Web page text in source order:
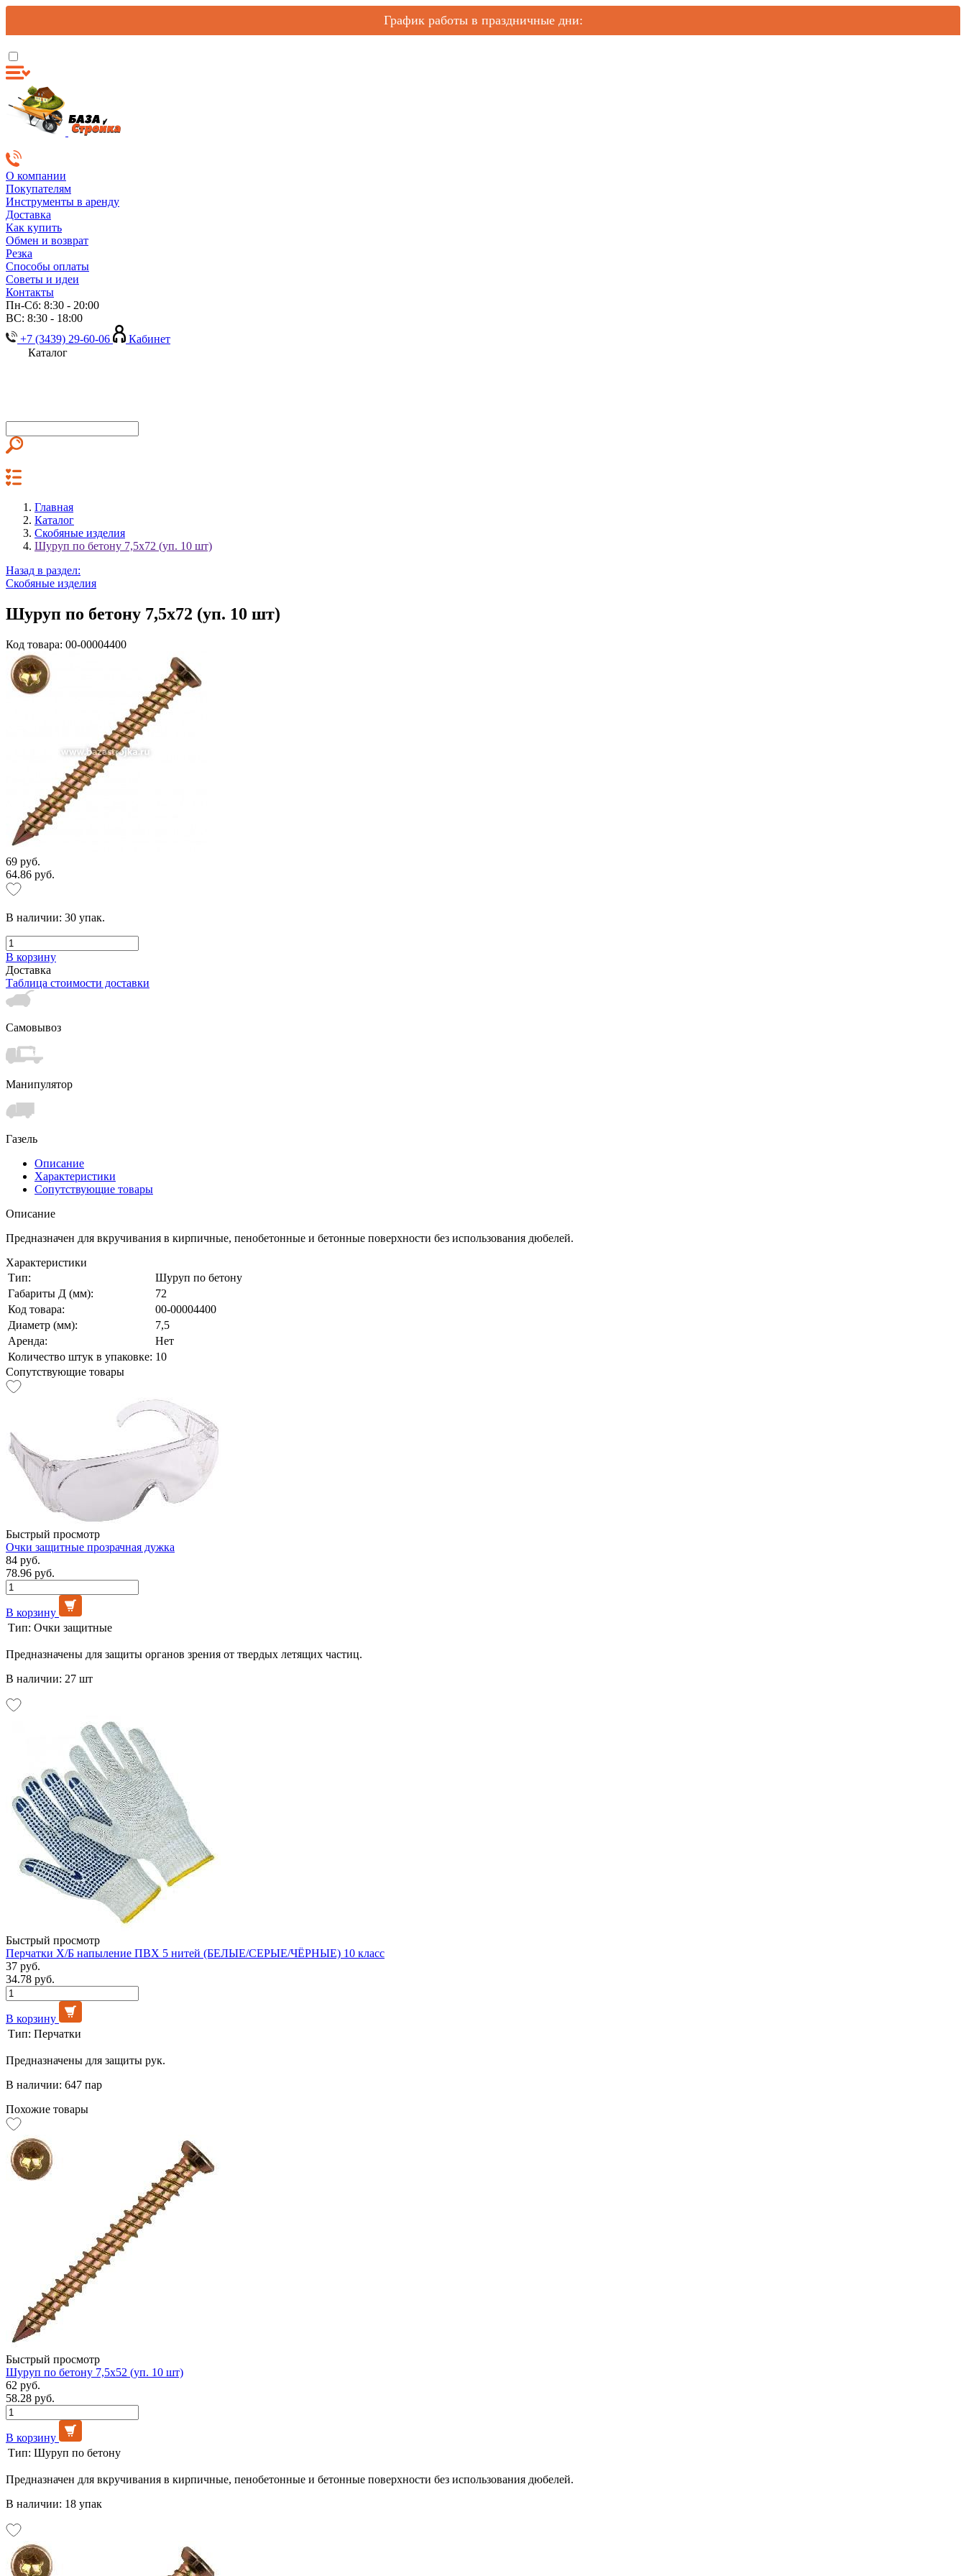
График работы в праздничные дни:
О компании
Покупателям
Инструменты в аренду
Доставка
Как купить
Обмен и возврат
Резка
Способы оплаты
Советы и идеи
Контакты
Пн-Сб: 8:30 - 20:00
ВС: 8:30 - 18:00
+7 (3439) 29-60-06
Кабинет
Каталог
Главная
Каталог
Скобяные изделия
Шуруп по бетону 7,5х72 (уп. 10 шт)
Назад в раздел:
Скобяные изделия
Шуруп по бетону 7,5х72 (уп. 10 шт)
Код товара: 00-00004400
69 руб.
64.86 руб.
В наличии: 30 упак.
В корзину
Доставка
Таблица стоимости доставки
Самовывоз
Манипулятор
Газель
Описание
Характеристики
Сопутствующие товары
Описание
Предназначен для вкручивания в кирпичные, пенобетонные и бетонные поверхности без использования дюбелей.
Характеристики
Тип:
Шуруп по бетону
Габариты Д (мм):
72
Код товара:
00-00004400
Диаметр (мм):
7,5
Аренда:
Нет
Количество штук в упаковке: 10
Сопутствующие товары
Быстрый просмотр
Очки защитные прозрачная дужка
84 руб.
78.96 руб.
В корзину
Тип: Очки защитные
Предназначены для защиты органов зрения от твердых летящих частиц.
В наличии: 27 шт
Быстрый просмотр
Перчатки Х/Б напыление ПВХ 5 нитей (БЕЛЫЕ/СЕРЫЕ/ЧЁРНЫЕ) 10 класс
37 руб.
34.78 руб.
В корзину
Тип: Перчатки
Предназначены для защиты рук.
В наличии: 647 пар
Похожие товары
Быстрый просмотр
Шуруп по бетону 7,5х52 (уп. 10 шт)
62 руб.
58.28 руб.
В корзину
Тип: Шуруп по бетону
Предназначен для вкручивания в кирпичные, пенобетонные и бетонные поверхности без использования дюбелей.
В наличии: 18 упак